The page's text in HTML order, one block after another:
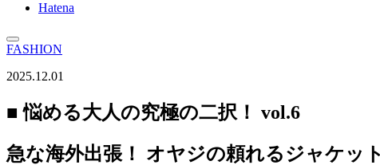
Hatena
FASHION
2025.12.01
■ 悩める大人の究極の二択！ vol.6
急な海外出張！ オヤジの頼れるジャケッ